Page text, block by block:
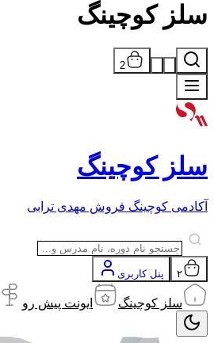
سلز کوچینگ
2
سلز کوچینگ
آکادمی کوچینگ فروش مهدی ترابی
۲ پنل کاربری
سلز کوچینگ ایونت پیش رو